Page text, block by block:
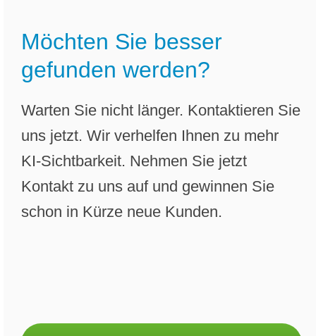
Möchten Sie besser
gefunden werden?
Warten Sie nicht länger. Kontaktieren Sie
uns jetzt. Wir verhelfen Ihnen zu mehr
KI-Sichtbarkeit. Nehmen Sie jetzt
Kontakt zu uns auf und gewinnen Sie
schon in Kürze neue Kunden.